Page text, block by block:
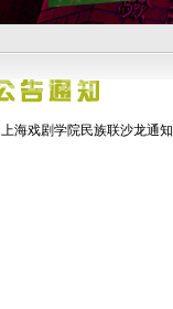
上海戏剧学院民族联沙龙通知